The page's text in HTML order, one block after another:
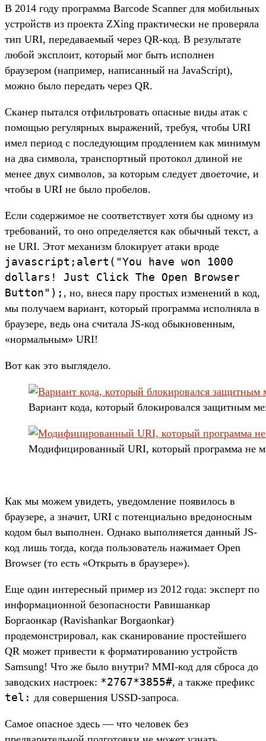
В 2014 году программа Barcode Scanner для мобильных
устройств из проекта ZXing практически не проверяла
тип URI, передаваемый через QR-код. В результате
любой эксплоит, который мог быть исполнен
браузером (например, написанный на JavaScript),
можно было передать через QR.
Сканер пытался отфильтровать опасные виды атак с
помощью регулярных выражений, требуя, чтобы URI
имел период с последующим продлением как минимум
на два символа, транспортный протокол длиной не
менее двух символов, за которым следует двоеточие, и
чтобы в URI не было пробелов.
Если содержимое не соответствует хотя бы одному из
требований, то оно определяется как обычный текст, а
не URI. Этот механизм блокирует атаки вроде
javascript;alert("You have won 1000
dollars! Just Click The Open Browser
Button"); , но, внеся пару простых изменений в код,
мы получаем вариант, который программа исполняла в
браузере, ведь она считала JS-код обыкновенным,
«нормальным» URI!
Вот как это выглядело.
Вариант кода, который блокировался защитным
Модифицированный URI, который программа не
Как мы можем увидеть, уведомление появилось в
браузере, а значит, URI с потенциально вредоносным
кодом был выполнен. Однако выполняется данный JS-
код лишь тогда, когда пользователь нажимает Open
Browser (то есть «Открыть в браузере»).
Еще один интересный пример из 2012 года: эксперт по
информационной безопасности Равишанкар
Боргаонкар (Ravishankar Borgaonkar)
продемонстрировал, как сканирование простейшего
QR может привести к форматированию устройств
Samsung! Что же было внутри? MMI-код для сброса до
заводских настроек: *2767*3855#, а также префикс
tel: для совершения USSD-запроса.
Самое опасное здесь — что человек без